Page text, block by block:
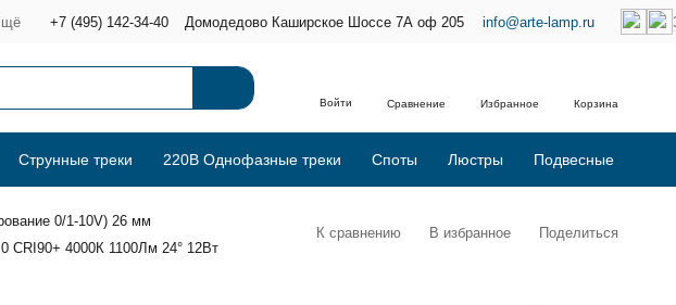
+7 (495) 142-34-40 Домодедово Каширское Шоссе 7А оф 205 info@arte-lamp.ru
Войти Сравнение Избранное Корзина
Струнные треки 220В Однофазные треки Споты Люстры Подвесные
0/1-10V) 26 мм
CRI90+ 4000К 1100Лм 24° 12Вт
К сравнению В избранное Поделиться